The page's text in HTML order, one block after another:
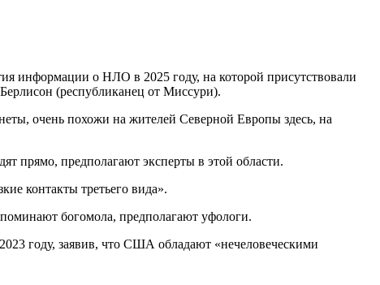
информации о НЛО в 2025 году, на которой присутствовали
(республиканец от Миссури).
очень похожи на жителей Северной Европы здесь, на
прямо, предполагают эксперты в этой области.
контакты третьего вида».
богомола, предполагают уфологи.
году, заявив, что США обладают «нечеловеческими